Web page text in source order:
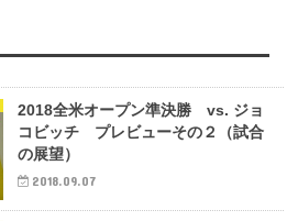
2018全米オープン準決勝 vs. ジョ
コビッチ プレビューその２（試合
の展望）
2018.09.07